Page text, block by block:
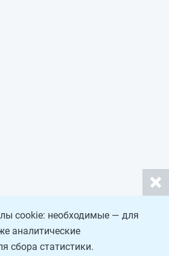
cookie: необходимые — для
аналитические
сбора статистики.